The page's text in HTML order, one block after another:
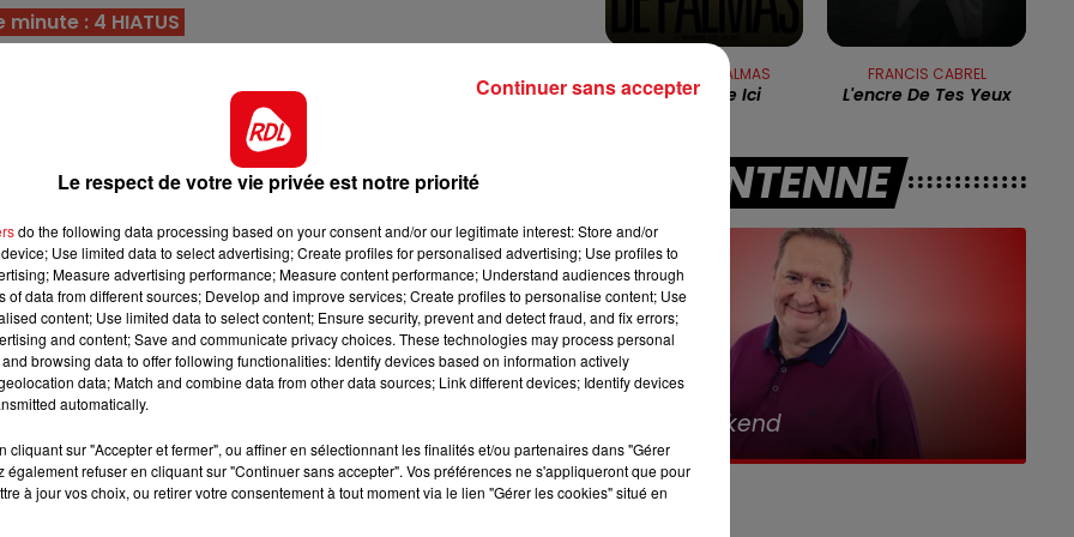
RDL WEEK-END RDL WEEKEND
: 4 HIATUS
il a toujours fini dans les 6 premiers. Très régulier sur
le 27/12 a été remarquée. Partant au premier
les étrangers il doit rentrer dans les 3.
avant de s'accrocher et de se montrer fautif.
aujourd'hui, il sera en complète réhabilitation.
des groupes et l'été 2024 avec une année de reprise
il vaut ça en partant en tête.
de faire une bonne perf, avec JMB au sulky et son
une place en bout de quinté.
la première fois dans la course de référence, il sera de
pour confirmer ce résultat.
GERALD DE PALMAS
Elle Habite Ici
FRANCIS CABREL
L'encre De Tes Yeux
A L'ANTENNE
RDL Week-end
Le respect de votre vie privée est notre priorité
do the following data processing based on your consent and/or our legitimate interest: Store and/or
Use limited data to select advertising; Create profiles for personalised advertising; Use profiles to
Measure advertising performance; Measure content performance; Understand audiences through
of data from different sources; Develop and improve services; Create profiles to personalise content; Use
content; Use limited data to select content; Ensure security, prevent and detect fraud, and fix errors;
and content; Save and communicate privacy choices. These technologies may process personal
browsing data to offer following functionalities: Identify devices based on information actively
data; Match and combine data from other data sources; Link different devices; Identify devices
automatically.
cliquant sur "Accepter et fermer", ou affiner en sélectionnant les finalités et/ou partenaires dans "Gérer
également refuser en cliquant sur "Continuer sans accepter". Vos préférences ne s'appliqueront que pour
à jour vos choix, ou retirer votre consentement à tout moment via le lien "Gérer les cookies" situé en
Continuer sans accepter